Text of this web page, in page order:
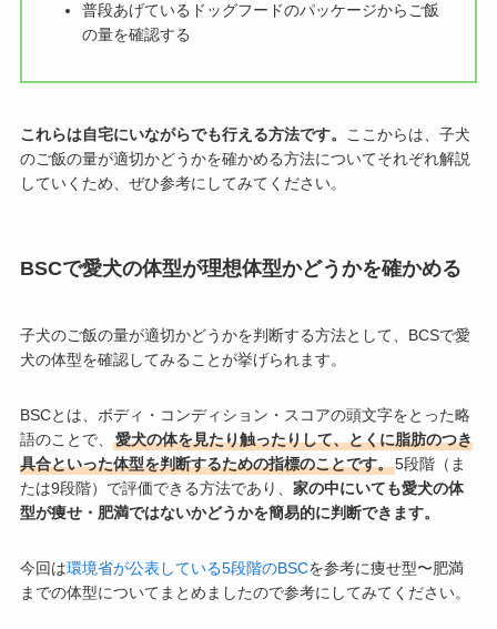
普段あげているドッグフードのパッケージからご飯
の量を確認する
これらは自宅にいながらでも行える方法です。 ここからは、子犬
のご飯の量が適切かどうかを確かめる方法についてそれぞれ解説
していくため、ぜひ参考にしてみてください。
BSCで愛犬の体型が理想体型かどうかを確かめる
子犬のご飯の量が適切かどうかを判断する方法として、BCSで愛
犬の体型を確認してみることが挙げられます。
BSCとは、ボディ・コンディション・スコアの頭文字をとった略
語のことで、
愛犬の体を見たり触ったりして、とくに脂肪のつき
具合といった体型を判断するための指標のことです。5段階（ま
たは9段階）で評価できる方法であり、 家の中にいても愛犬の体
型が痩せ・肥満ではないかどうかを簡易的に判断できます。
今回は環境省が公表している5段階のBSCを参考に痩せ型〜肥満
までの体型についてまとめましたので参考にしてみてください。